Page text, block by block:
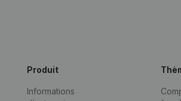
Produit
Informations